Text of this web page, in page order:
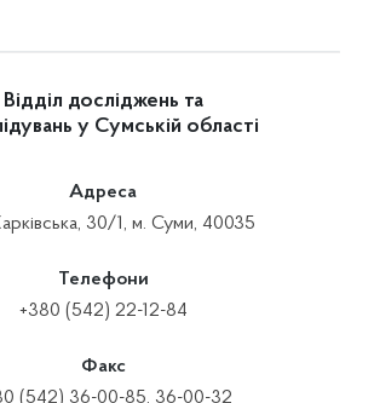
Відділ досліджень та
у Сумській області
Адреса
30/1, м. Суми, 40035
Телефони
+380 (542) 22-12-84
Факс
(542) 36-00-85, 36-00-32